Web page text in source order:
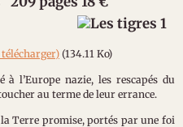
(134.11 Ko)
à l’Europe nazie, les rescapés du
au terme de leur errance.
Terre promise, portés par une foi